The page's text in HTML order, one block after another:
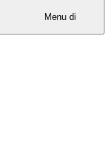
Menu di